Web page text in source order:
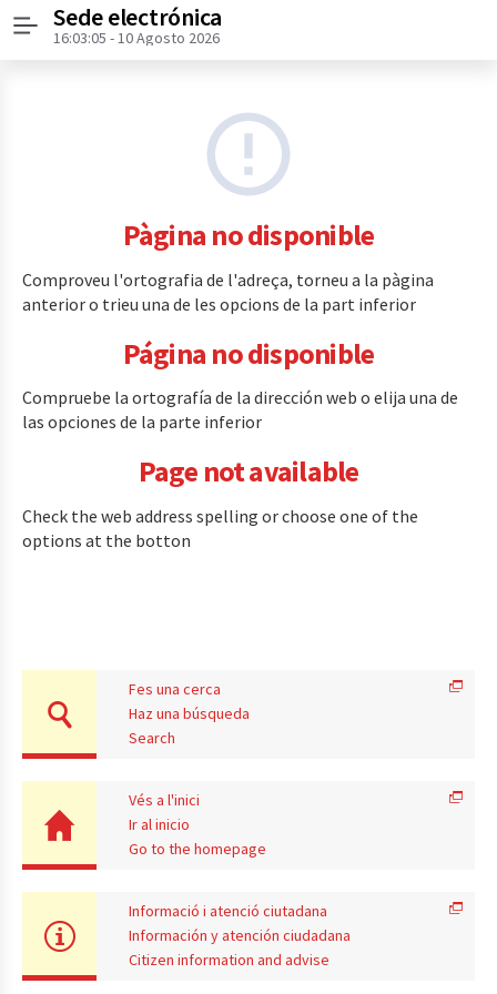
Menú
Sede electrónica
16:03:05 - 10 Agosto 2026
Pàgina no disponible
Comproveu l'ortografia de l'adreça, torneu a la pàgina
anterior o trieu una de les opcions de la part inferior
Página no disponible
Compruebe la ortografía de la dirección web o elija una de
las opciones de la parte inferior
Page not available
Check the web address spelling or choose one of the
options at the botton
Fes una cerca
Haz una búsqueda
Search
Vés a l'inici
Ir al inicio
Go to the homepage
Informació i atenció ciutadana
Información y atención ciudadana
Citizen information and advise